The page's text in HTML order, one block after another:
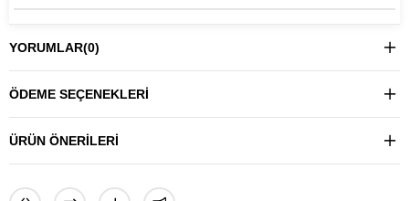
YORUMLAR(0)
ÖDEME SEÇENEKLERI
ÜRÜN ÖNERILERI